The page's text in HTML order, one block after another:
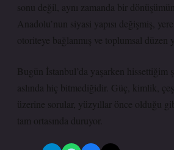
sonu değil, aynı zamanda bir dönüşümün
Anadolu’nun siyasi yapısı değişmiş,
otoriteye bağlanmış ve toplumsal düzen
Bugün İstanbul’da yaşarken hissettiğim
aslında hiç bitmediğidir. Güç, kimlik,
üzerine sorular, yüzyıllar önce olduğu
tam ortasında duruyor.